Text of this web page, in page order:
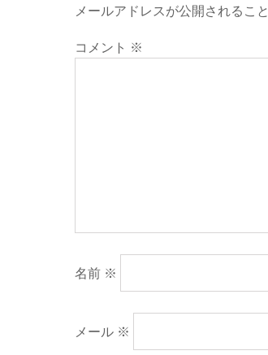
メールアドレスが公開されるこ
コメント ※
名前 ※
メール ※